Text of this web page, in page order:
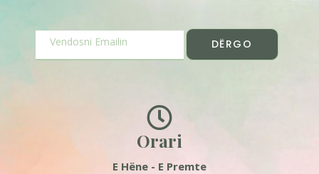
DËRGO
Orari
E Hëne - E Premte